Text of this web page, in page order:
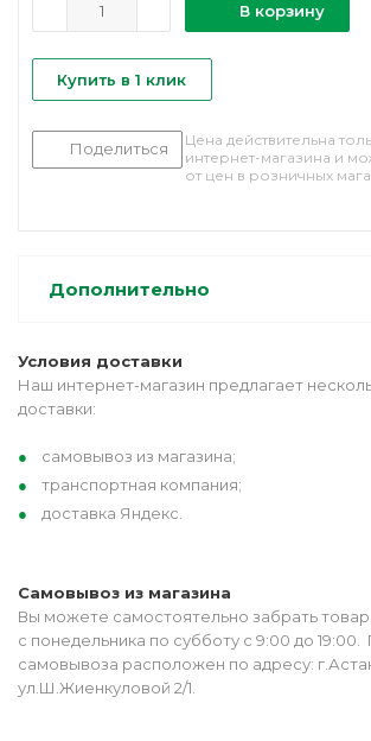
В корзину
Купить в 1 клик
Поделиться
Цена действительна
интернет-магазина и
от цен в розничных
Дополнительно
Условия доставки
Наш интернет-магазин предлагает
доставки:
самовывоз из магазина;
транспортная компания;
доставка Яндекс.
Самовывоз из магазина
Вы можете самостоятельно забрать товар,
с понедельника по субботу с 9:00 до 19:00.
самовывоза расположен по адресу:
ул.Ш.Жиенкуловой 2/1.